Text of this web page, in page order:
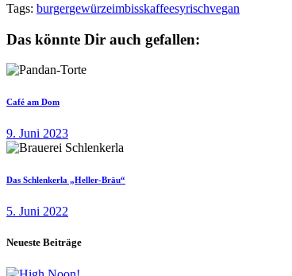
Tags: burgergewürzeimbisskaffeesyrischvegan
Das könnte Dir auch gefallen:
Café am Dom
9. Juni 2023
Das Schlenkerla „Heller-Bräu“
5. Juni 2022
Neueste Beiträge